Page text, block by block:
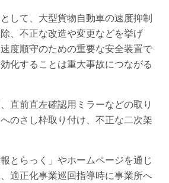
して、大型貨物自動車の速度抑制
、不正な改造や変更などを挙げ
度順守のための重要な安全装置で
化することは重大事故につながる
直前直左確認用ミラーなどの取り
のさし枠取り付け、不正な二次架
とらっく」やホームページを通じ
適正化事業巡回指導時に事業所へ